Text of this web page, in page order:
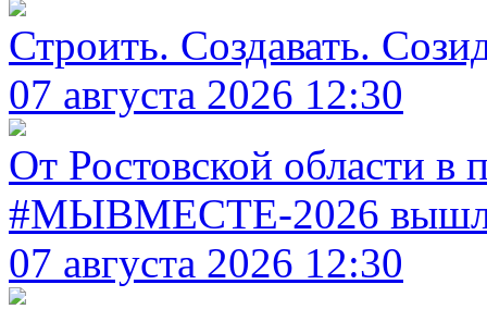
Строить. Создавать.
07 августа 2026 12:30
От Ростовской области в
#МЫВМЕСТЕ-2026
07 августа 2026 12:30